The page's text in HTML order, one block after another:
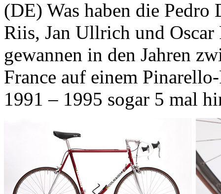
(DE) Was haben die
Riis, Jan Ullrich und Oscar
gewannen in den Jahren
France auf einem
1991 – 1995 sogar 5 mal